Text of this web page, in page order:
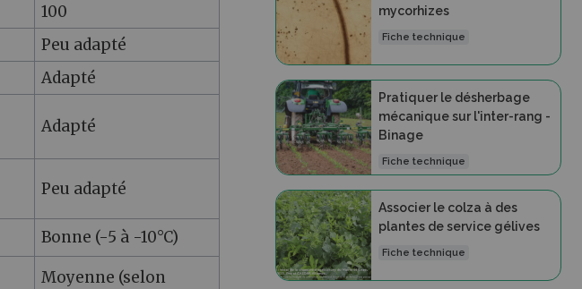
100
Peu adapté
Adapté
Adapté
Peu adapté
Bonne (-5 à -10°C)
Moyenne (selon
mycorhizes
Fiche technique
Pratiquer le désherbage
mécanique sur l'inter-rang -
Binage
Fiche technique
Associer le colza à des
plantes de service gélives
Fiche technique